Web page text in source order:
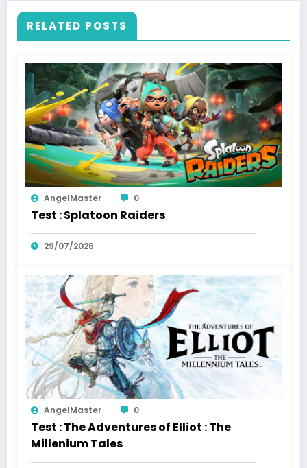
RELATED POSTS
AngelMaster 0
Test : Splatoon Raiders
29/07/2026
AngelMaster 0
Test : The Adventures of Elliot : The
Millenium Tales